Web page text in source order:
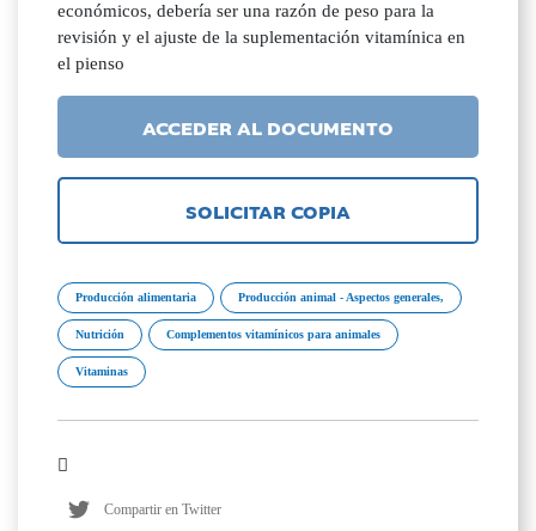
económicos, debería ser una razón de peso para la
revisión y el ajuste de la suplementación vitamínica en
el pienso
ACCEDER AL DOCUMENTO
SOLICITAR COPIA
Producción alimentaria Producción animal - Aspectos generales,
Nutrición Complementos vitamínicos para animales
Vitaminas
Compartir en Twitter